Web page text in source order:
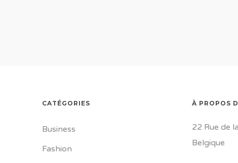
CATÉGORIES
Business
Fashion
À PROPOS
22 Rue de
Belgique